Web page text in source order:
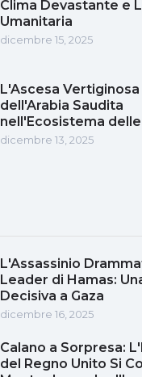
Clima Devastante e
Umanitaria
dicembre 15, 2025
L'Ascesa Vertiginosa
dell'Arabia Saudita
nell'Ecosistema
dicembre 13, 2025
L'Assassinio
Leader di Hamas:
Decisiva a Gaza
dicembre 16, 2025
Calano a Sorpresa:
del Regno Unito Si